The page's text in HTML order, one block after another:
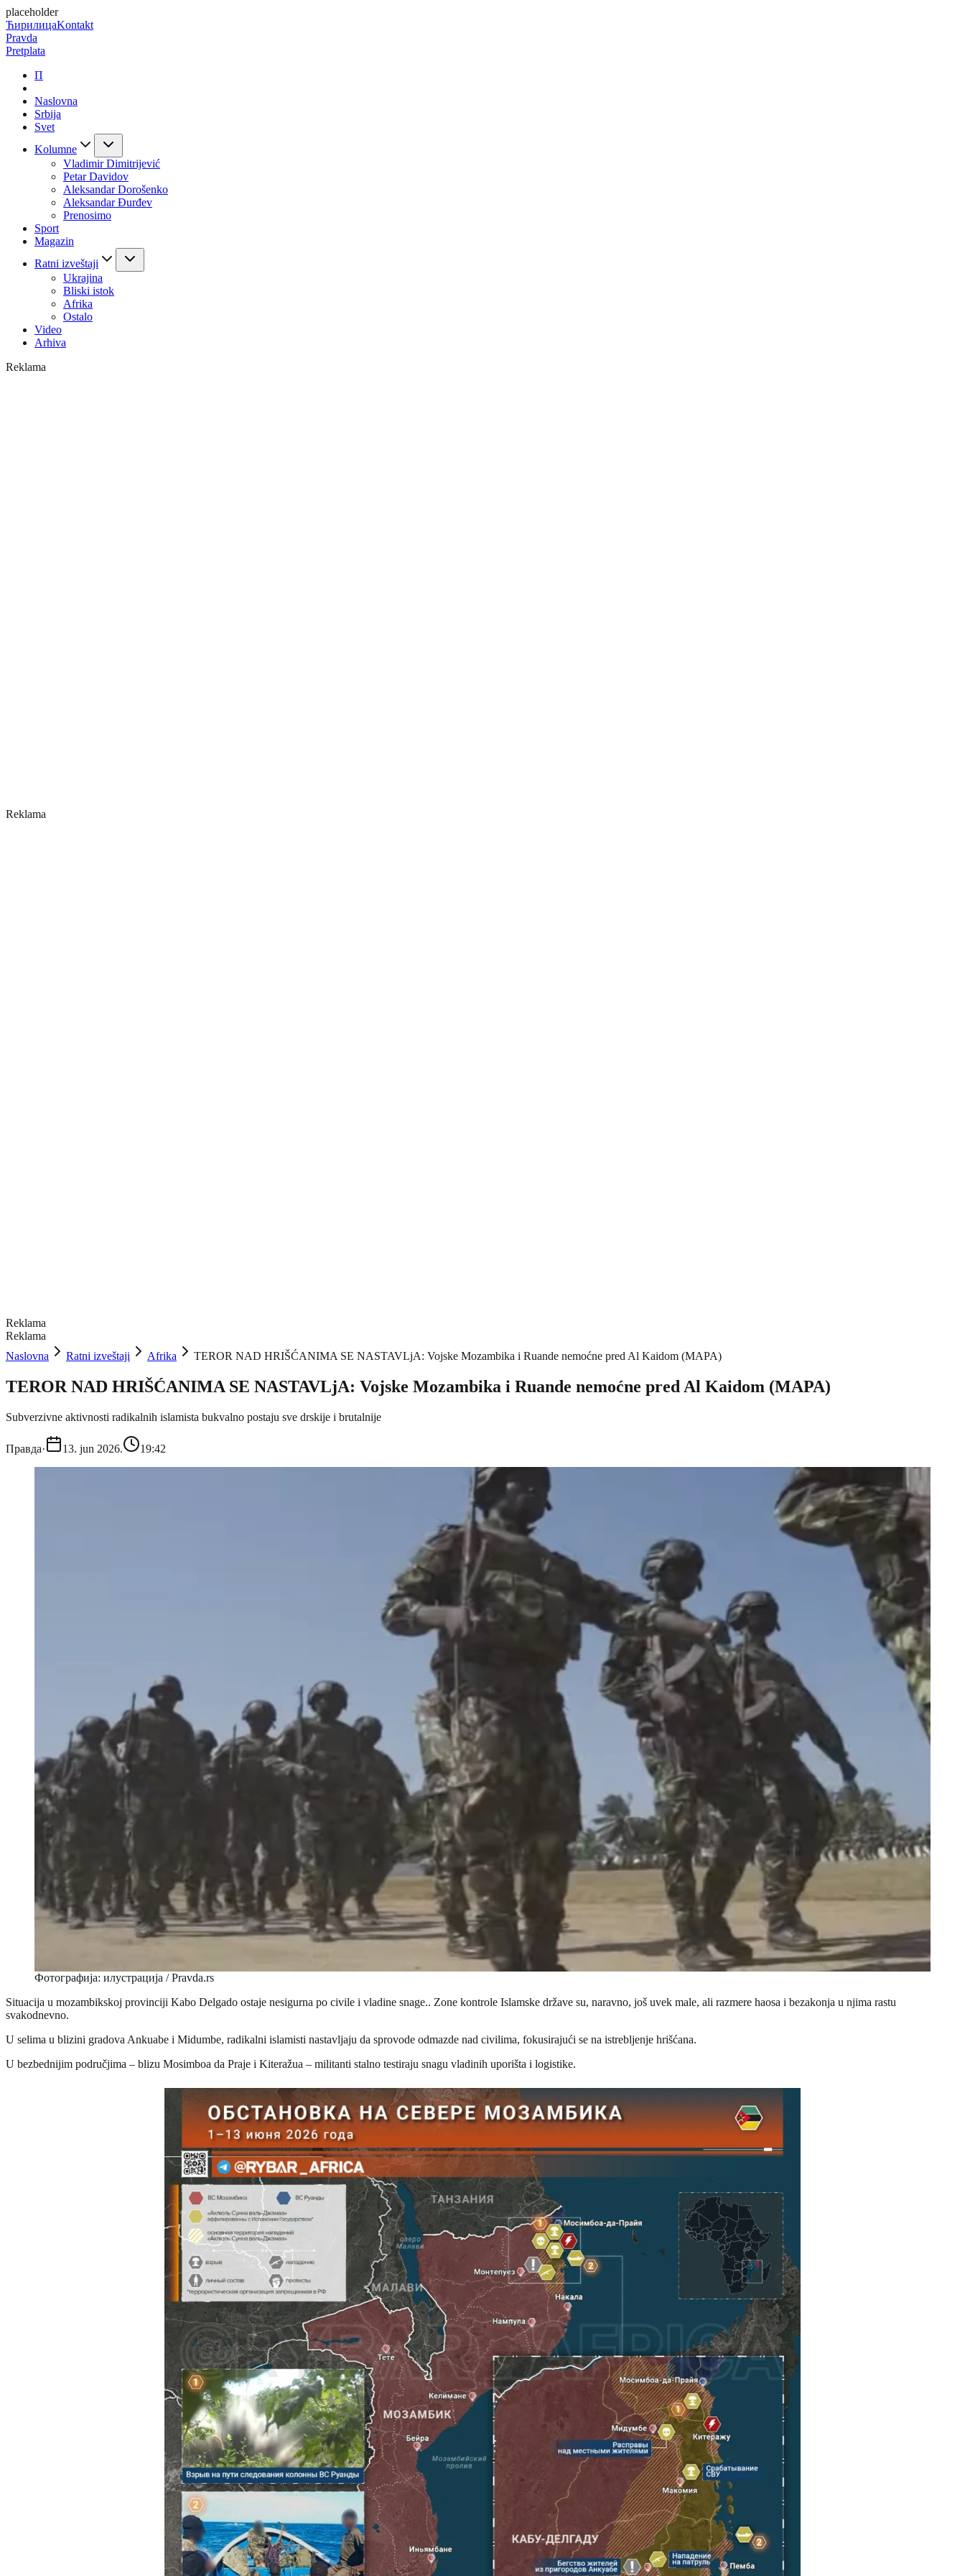
placeholder
ЋирилицаKontakt
Pravda
Pretplata
П
Naslovna
Srbija
Svet
Kolumne
Vladimir Dimitrijević
Petar Davidov
Aleksandar Dorošenko
Aleksandar Đurđev
Prenosimo
Sport
Magazin
Ratni izveštaji
Ukrajina
Bliski istok
Afrika
Ostalo
Video
Arhiva
Reklama
Reklama
Reklama
Reklama
Naslovna
Ratni izveštaji Afrika TEROR NAD HRIŠĆANIMA SE NASTAVLjA: Vojske Mozambika i Ruande nemoćne pred Al Kaidom (MAPA)
TEROR NAD HRIŠĆANIMA SE NASTAVLjA: Vojske Mozambika i Ruande nemoćne pred Al Kaidom (MAPA)
Subverzivne aktivnosti radikalnih islamista bukvalno postaju sve drskije i brutalnije
Правда· 13. jun 2026. 19:42
Фотографија: илустрација / Pravda.rs
Situacija u mozambikskoj provinciji Kabo Delgado ostaje nesigurna po civile i vladine snage.. Zone kontrole Islamske države su, naravno, još uvek male, ali razmere haosa i bezakonja u njima rastu
svakodnevno.
U selima u blizini gradova Ankuabe i Midumbe, radikalni islamisti nastavljaju da sprovode odmazde nad civilima, fokusirajući se na istrebljenje hrišćana.
U bezbednijim područjima – blizu Mosimboa da Praje i Kiteražua – militanti stalno testiraju snagu vladinih uporišta i logistike.